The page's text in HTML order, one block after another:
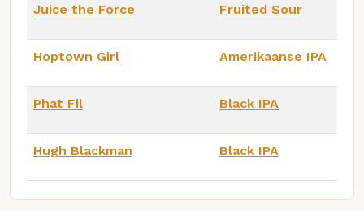
Juice the Force Fruited Sour
Hoptown Girl Amerikaanse IPA
Phat Fil Black IPA
Hugh Blackman Black IPA